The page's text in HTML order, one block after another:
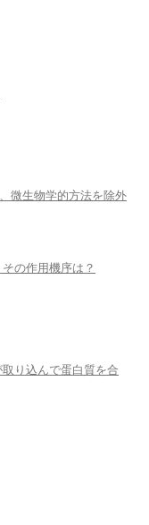
微生物学的方法を除外
の作用機序は？
り込んで蛋白質を合